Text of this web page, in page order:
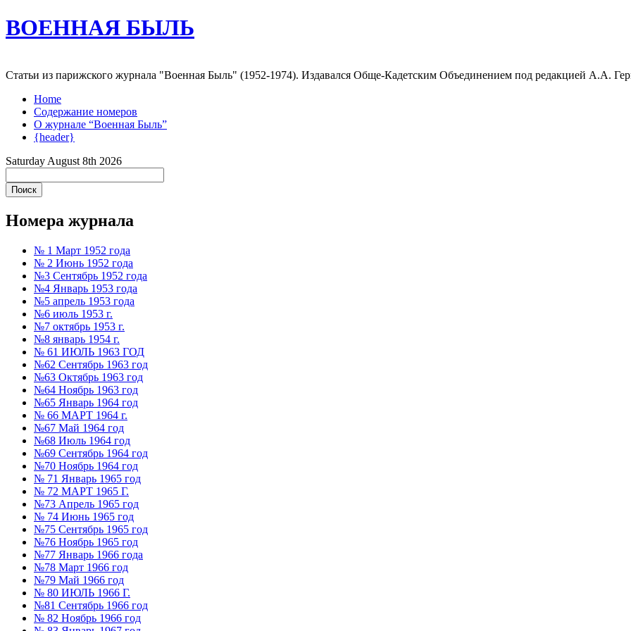
ВОЕННАЯ БЫЛЬ
Статьи из парижского журнала "Военная Быль" (1952-1974). Издавался Обще-Кадетским Объединением под редакцией А.А.
Home
Содержание номеров
О журнале “Военная Быль”
{header}
Saturday August 8th 2026
Номера журнала
№ 1 Март 1952 года
№ 2 Июнь 1952 года
№3 Сентябрь 1952 года
№4 Январь 1953 года
№5 апрель 1953 года
№6 июль 1953 г.
№7 октябрь 1953 г.
№8 январь 1954 г.
№ 61 ИЮЛЬ 1963 ГОД
№62 Сентябрь 1963 год
№63 Октябрь 1963 год
№64 Ноябрь 1963 год
№65 Январь 1964 год
№ 66 МАРТ 1964 г.
№67 Май 1964 год
№68 Июль 1964 год
№69 Сентябрь 1964 год
№70 Ноябрь 1964 год
№ 71 Январь 1965 год
№ 72 МАРТ 1965 Г.
№73 Апрель 1965 год
№ 74 Июнь 1965 год
№75 Сентябрь 1965 год
№76 Ноябрь 1965 год
№77 Январь 1966 года
№78 Март 1966 год
№79 Май 1966 год
№ 80 ИЮЛЬ 1966 Г.
№81 Сентябрь 1966 год
№ 82 Ноябрь 1966 год